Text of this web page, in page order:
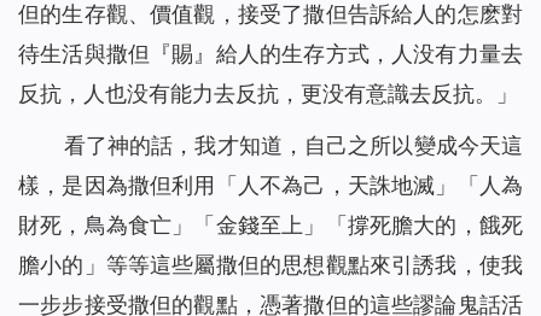
但的生存觀、價值觀，接受了撒但告訴給人的怎麽對
待生活與撒但『賜』給人的生存方式，人没有力量去
反抗，人也没有能力去反抗，更没有意識去反抗。
」
看了神的話，我才知道，自己之所以變成今天這
樣，是因為撒但利用「人不為己，天誅地滅」「人為
財死，鳥為食亡」「金錢至上」「撐死膽大的，餓死
膽小的」等等這些屬撒但的思想觀點來引誘我，使我
一步步接受撒但的觀點，憑著撒但的這些謬論鬼話活